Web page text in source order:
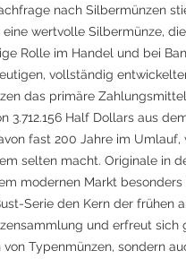
nach Silbermünzen
eine wertvolle Silbermünze,
Rolle im Handel und bei
vollständig
das primäre
3.712.156 Half Dollars aus
fast 200 Jahre im
selten macht. Originale in
modernen Markt
Serie den Kern der frühen
und erfreut sich
von Typenmünzen, sondern